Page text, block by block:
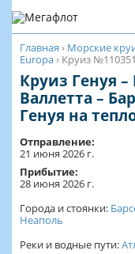
Главная › Морские
Europa› Круиз
Круиз Генуя
Валлетта –
Генуя на
Отправление:
21 июня 2026 г.
Прибытие:
28 июня 2026 г.
Города и стоянки:
Неаполь
Реки и водные пути: